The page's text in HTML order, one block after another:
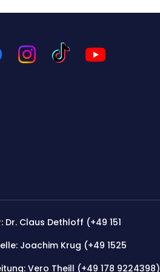
Dr. Claus Dethloff (+49 151
Joachim Krug (+49 1525
Vero Theill (‭+49 178 9224398‬)